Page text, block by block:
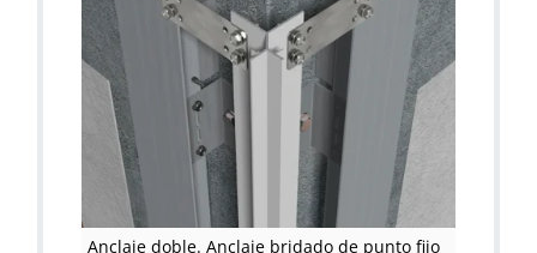
Anclaje doble. Anclaje bridado de punto fijo